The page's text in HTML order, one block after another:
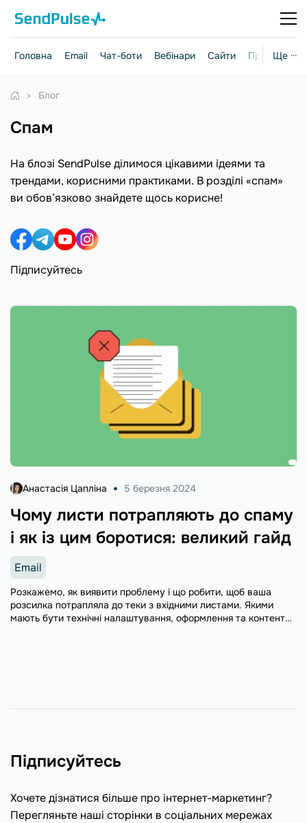
Ще ···
Головна Email Чат-боти Вебінари Сайти Практичні
Блог
спам
На блозі SendPulse ділимося цікавими ідеями та
трендами, корисними практиками. В розділі «спам»
ви обов’язково знайдете щось корисне!
Підписуйтесь
Чому листи потрапляють до спаму
і як із цим боротися: великий гайд
Анастасія Цапліна 5 березня 2024
Email
Розкажемо, як виявити проблему і що робити, щоб ваша
розсилка потрапляла до теки з вхідними листами. Якими
мають бути технічні налаштування, оформлення та контент
Підписуйтесь
Хочете дізнатися більше про інтернет-маркетинг?
Перегляньте наші сторінки в соціальних мережах